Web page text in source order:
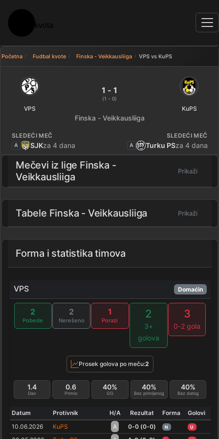
Početna Fudbal kvote Finska - Veikkausliiga VPS vs KuPS
VPS 1 - 1 KuPS — rezultat
VPS
1 - 1
(1 - 0)
KuPS
Finska - Veikkausliiga
SLEDEĆI MEČ
A SJKza 4 dana
SLEDEĆI MEČ
A Turku PSza 4 dana
Mečevi iz lige Finska -
Veikkausliiga
Prikaži
Tabele Finska - Veikkausliiga Prikaži
Forma i statistika timova
VPS Domaćin
2
Pobede
2
Nerešeno
1
Porazi
2
3+
golova
3
0-2 gola
Prosek golova po meču:2
Dao
1.4
Primio
0.6
GG
40%
Bez primljenog
40%
Bez datog
40%
Datum Protivnik H/A Rezultat Forma
Golovi
10.06.2026
KuPS A 0-0 (0-0) N U